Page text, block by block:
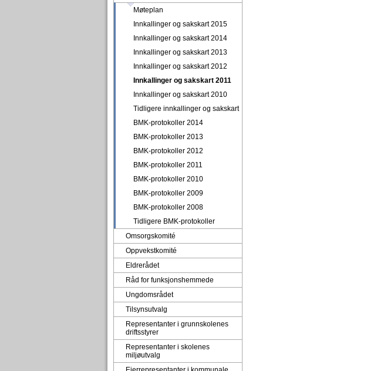
Møteplan
Innkallinger og sakskart 2015
Innkallinger og sakskart 2014
Innkallinger og sakskart 2013
Innkallinger og sakskart 2012
Innkallinger og sakskart 2011
Innkallinger og sakskart 2010
Tidligere innkallinger og sakskart
BMK-protokoller 2014
BMK-protokoller 2013
BMK-protokoller 2012
BMK-protokoller 2011
BMK-protokoller 2010
BMK-protokoller 2009
BMK-protokoller 2008
Tidligere BMK-protokoller
Omsorgskomité
Oppvekstkomité
Eldrerådet
Råd for funksjonshemmede
Ungdomsrådet
Tilsynsutvalg
Representanter i grunnskolenes
driftsstyrer
Representanter i skolenes
miljøutvalg